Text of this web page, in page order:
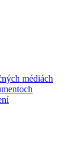
médiách